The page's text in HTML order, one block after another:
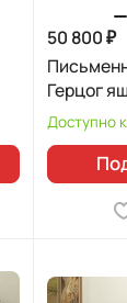
50 800 ₽
Герцог
Доступно